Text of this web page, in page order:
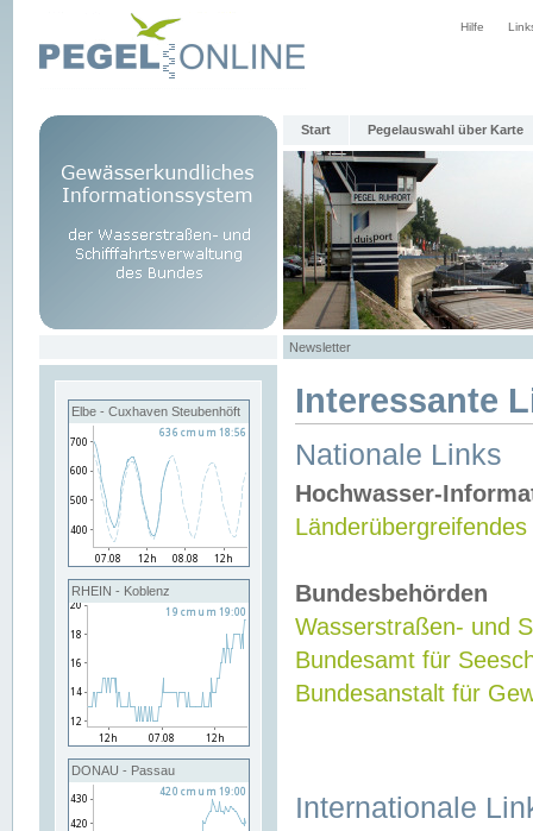
Hilfe
Start Pegelauswahl über Karte
Newsletter
Elbe - Cuxhaven Steubenhöft
RHEIN - Koblenz
DONAU - Passau
Interessante
Nationale Links
Hochwasser-
Bundesbehörden
Wasserstraßen- und
Bundesamt für
Bundesanstalt für
Internationale